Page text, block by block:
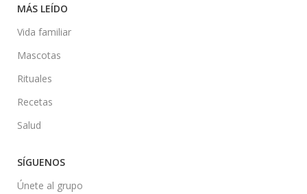
MÁS LEÍDO
Vida familiar
Mascotas
Rituales
Recetas
Salud
SÍGUENOS
Únete al grupo